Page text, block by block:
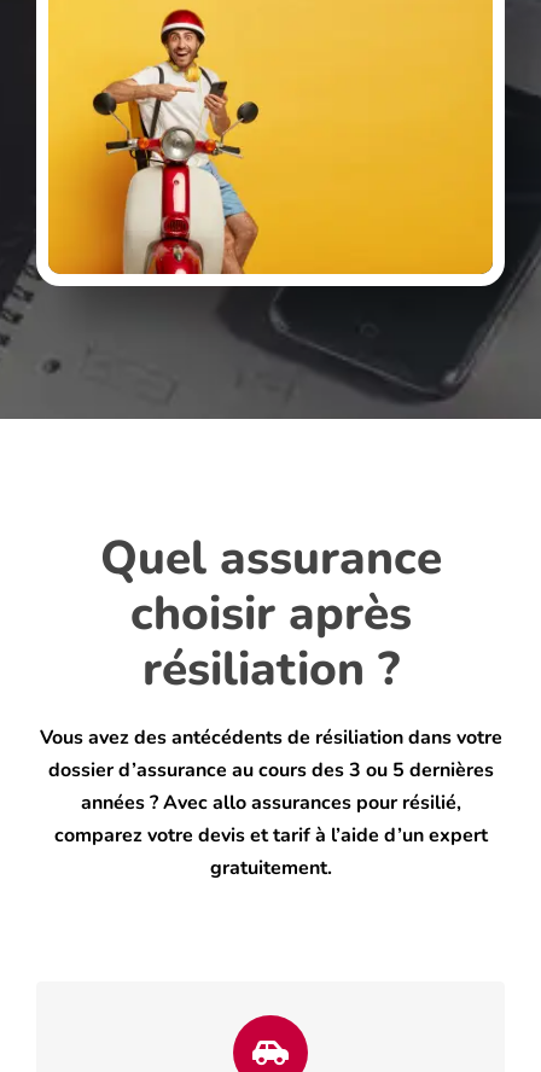
Quel assurance
choisir après
résiliation ?
Vous avez des antécédents de résiliation dans votre
dossier d’assurance au cours des 3 ou 5 dernières
années ? Avec allo assurances pour résilié,
comparez votre devis et tarif à l’aide d’un expert
gratuitement.